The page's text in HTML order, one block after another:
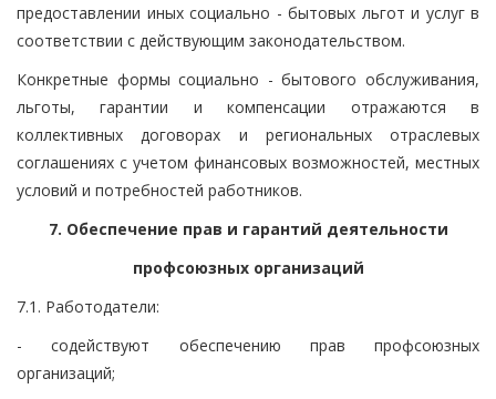
предоставлении иных социально - бытовых льгот и услуг в
соответствии с действующим законодательством.
Конкретные формы социально - бытового обслуживания,
льготы, гарантии и компенсации отражаются в
коллективных договорах и региональных отраслевых
соглашениях с учетом финансовых возможностей, местных
условий и потребностей работников.
7. Обеспечение прав и гарантий деятельности
профсоюзных организаций
7.1. Работодатели:
- содействуют обеспечению прав профсоюзных
организаций;